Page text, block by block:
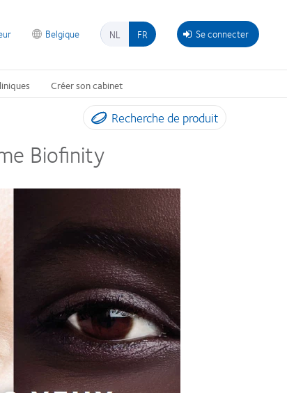
Se connecter
NL FR
Belgique
Créer son cabinet
Recherche de produit
Biofinity